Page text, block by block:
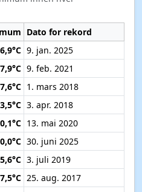
Dato for rekord
9. jan. 2025
9. feb. 2021
1. mars 2018
3. apr. 2018
13. mai 2020
0,0°C 30. juni 2025
5,6°C 3. juli 2019
7,5°C 25. aug. 2017